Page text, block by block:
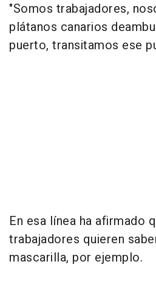
"Somos trabajadores,
plátanos canarios
puerto, transitamos ese
En esa línea ha afirmado
trabajadores quieren
mascarilla, por ejemplo.